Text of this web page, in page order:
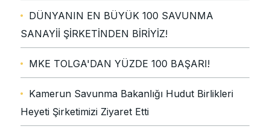
DÜNYANIN EN BÜYÜK 100 SAVUNMA
SANAYİİ ŞİRKETİNDEN BİRİYİZ!
MKE TOLGA'DAN YÜZDE 100 BAŞARI!
Kamerun Savunma Bakanlığı Hudut Birlikleri
Heyeti Şirketimizi Ziyaret Etti